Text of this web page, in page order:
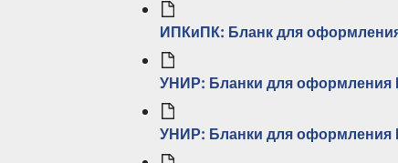
ИПКиПК: Бланк для
УНИР: Бланки для оформления
УНИР: Бланки для оформления